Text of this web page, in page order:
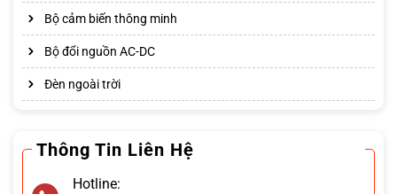
Bộ cảm biến thông minh
Bộ đổi nguồn AC-DC
Đèn ngoài trời
Thông Tin Liên Hệ
Hotline: